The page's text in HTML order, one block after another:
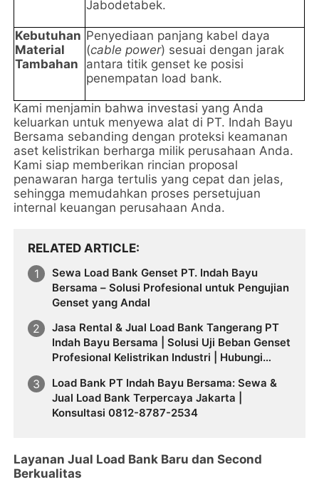
Jabodetabek.
Kebutuhan
Material
Tambahan
Penyediaan panjang kabel daya
(cable power) sesuai dengan jarak
antara titik genset ke posisi
penempatan load bank.
Kami menjamin bahwa investasi yang Anda
keluarkan untuk menyewa alat di PT. Indah Bayu
Bersama sebanding dengan proteksi keamanan
aset kelistrikan berharga milik perusahaan Anda.
Kami siap memberikan rincian proposal
penawaran harga tertulis yang cepat dan jelas,
sehingga memudahkan proses persetujuan
internal keuangan perusahaan Anda.
RELATED ARTICLE
Sewa Load Bank Genset PT. Indah Bayu
Bersama – Solusi Profesional untuk Pengujian
Genset yang Andal
Jasa Rental & Jual Load Bank Tangerang PT
Indah Bayu Bersama | Solusi Uji Beban Genset
Profesional Kelistrikan Industri | Hubungi
Load Bank PT Indah Bayu Bersama: Sewa &
Jual Load Bank Terpercaya Jakarta |
Konsultasi 0812-8787-2534
Layanan Jual Load Bank Baru dan Second
Berkualitas